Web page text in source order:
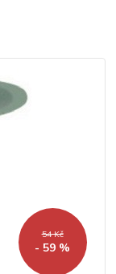
54 Kč
- 59 %